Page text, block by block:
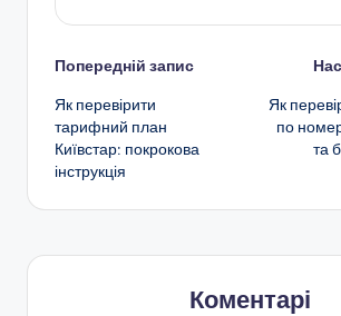
Навігація
по
запису
Попередній запис
Як перевірити
тарифний план
Київстар: покрокова
інструкція
Як
по
та
Коментарі